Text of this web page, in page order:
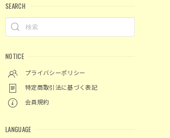
SEARCH
NOTICE
プライバシーポリシー
特定商取引法に基づく表記
会員規約
LANGUAGE